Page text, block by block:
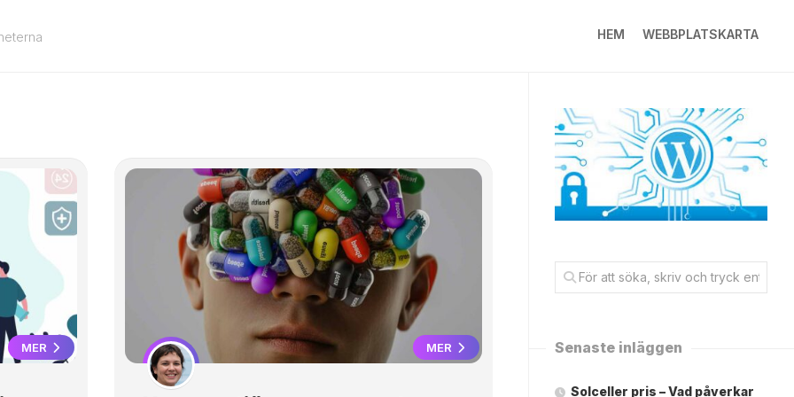
HEM WEBBPLATSKARTA
MER MER Senaste inläggen
Solceller pris – Vad påverkar